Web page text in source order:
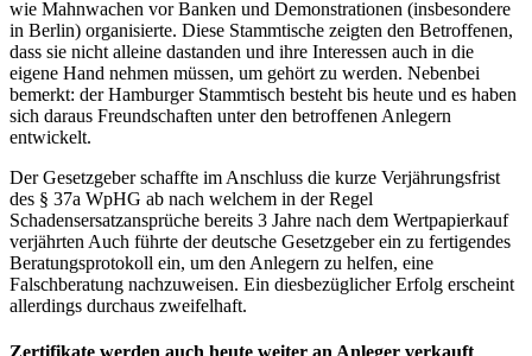
wie Mahnwachen vor Banken und Demonstrationen (insbesondere
in Berlin) organisierte. Diese Stammtische zeigten den Betroffenen,
dass sie nicht alleine dastanden und ihre Interessen auch in die
eigene Hand nehmen müssen, um gehört zu werden. Nebenbei
bemerkt: der Hamburger Stammtisch besteht bis heute und es haben
sich daraus Freundschaften unter den betroffenen Anlegern
entwickelt.
Der Gesetzgeber schaffte im Anschluss die kurze Verjährungsfrist
des § 37a WpHG ab nach welchem in der Regel
Schadensersatzansprüche bereits 3 Jahre nach dem Wertpapierkauf
verjährten Auch führte der deutsche Gesetzgeber ein zu fertigendes
Beratungsprotokoll ein, um den Anlegern zu helfen, eine
Falschberatung nachzuweisen. Ein diesbezüglicher Erfolg erscheint
allerdings durchaus zweifelhaft.
Zertifikate werden auch heute weiter an Anleger verkauft